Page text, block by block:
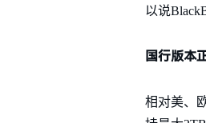
以说
国行版本
相对美、